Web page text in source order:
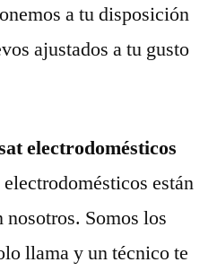
a tu disposición
ajustados a tu gusto
electrodomésticos
electrodomésticos están
nosotros. Somos los
llama y un técnico te